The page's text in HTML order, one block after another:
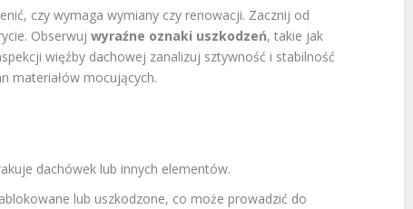
czy wymaga wymiany czy renowacji. Zacznij od
Obserwujwyraźne oznaki uszkodzeń, takie jak
więźby dachowej zanalizuj sztywność i stabilność
materiałów mocujących.
dachówek lub innych elementów.
lub uszkodzone, co może prowadzić do